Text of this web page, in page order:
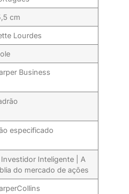
cm
Lourdes
Business
especificado
Investidor Inteligente | A
do mercado de ações